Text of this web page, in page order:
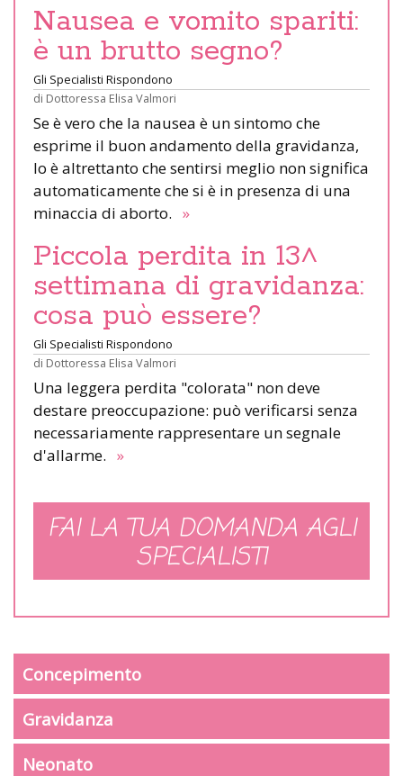
Nausea e vomito spariti:
è un brutto segno?
Gli Specialisti Rispondono
di Dottoressa Elisa Valmori
Se è vero che la nausea è un sintomo che
esprime il buon andamento della gravidanza,
lo è altrettanto che sentirsi meglio non significa
automaticamente che si è in presenza di una
minaccia di aborto. »
Piccola perdita in 13^
settimana di gravidanza:
cosa può essere?
Gli Specialisti Rispondono
di Dottoressa Elisa Valmori
Una leggera perdita "colorata" non deve
destare preoccupazione: può verificarsi senza
necessariamente rappresentare un segnale
d'allarme. »
FAI LA TUA DOMANDA AGLI
SPECIALISTI
Concepimento
Gravidanza
Neonato